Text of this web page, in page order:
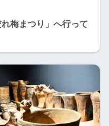
梅まつり」へ行って